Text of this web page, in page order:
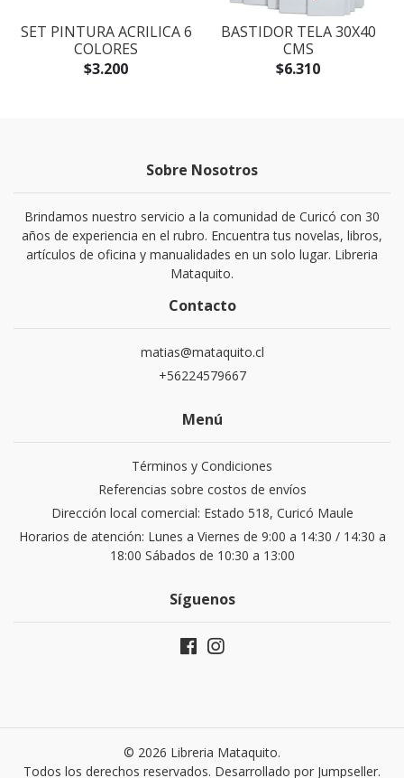
SET PINTURA ACRILICA 6
COLORES
$3.200
BASTIDOR TELA 30X40
CMS
$6.310
Sobre Nosotros
Brindamos nuestro servicio a la comunidad de Curicó con 30
años de experiencia en el rubro. Encuentra tus novelas, libros,
artículos de oficina y manualidades en un solo lugar. Libreria
Mataquito.
Contacto
matias@mataquito.cl
+56224579667
Menú
Términos y Condiciones
Referencias sobre costos de envíos
Dirección local comercial: Estado 518, Curicó Maule
Horarios de atención: Lunes a Viernes de 9:00 a 14:30 / 14:30 a
18:00 Sábados de 10:30 a 13:00
Síguenos
© 2026 Libreria Mataquito.
Todos los derechos reservados. Desarrollado por Jumpseller.